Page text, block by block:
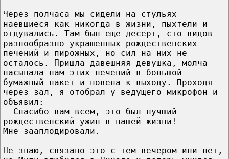
Через полчаса мы сидели на стульях
наевшиеся как никогда в жизни, пыхтели и
отдувались. Там был еще десерт, сто видов
разнообразно украшенных рождественских
печений и пирожных, но сил на них не
осталось. Пришла давешняя девушка, молча
насыпала нам этих печений в большой
бумажный пакет и повела к выходу. Проходя
через зал, я отобрал у ведущего микрофон и
объявил:
– Спасибо вам всем, это был лучший
рождественский ужин в нашей жизни!
Мне зааплодировали.
Не знаю, связано это с тем вечером или нет,